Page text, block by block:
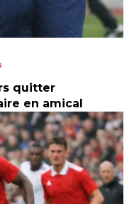
quitter
en amical